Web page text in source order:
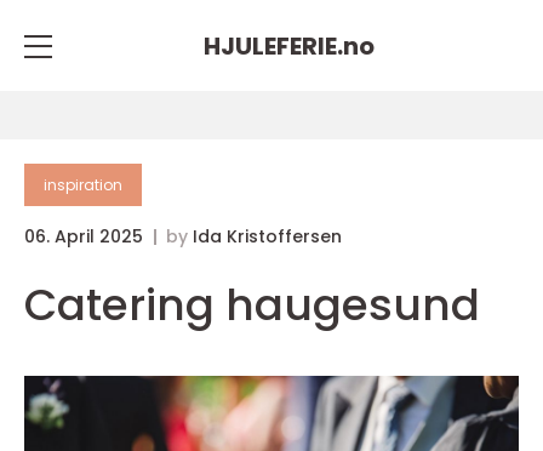
HJULEFERIE.no
inspiration
06. April 2025 by Ida Kristoffersen
Catering haugesund